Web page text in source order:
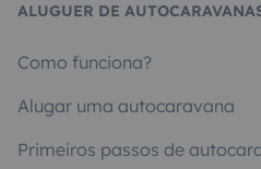
ALUGUER DE
Como funciona?
Alugar uma autocaravana
Primeiros passos de